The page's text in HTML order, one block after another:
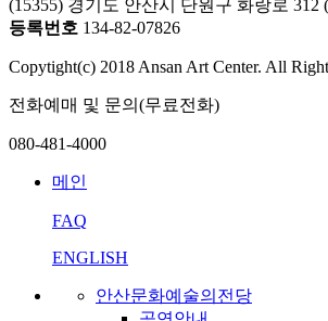
(15355) 경기도 안산시 단원구 화랑로 312
등록번호 134-82-07826
Copytight(c) 2018 Ansan Art Center. All
전화예매 및 문의(무료전화)
080-481-4000
메인
FAQ
ENGLISH
안산문화예술의전당